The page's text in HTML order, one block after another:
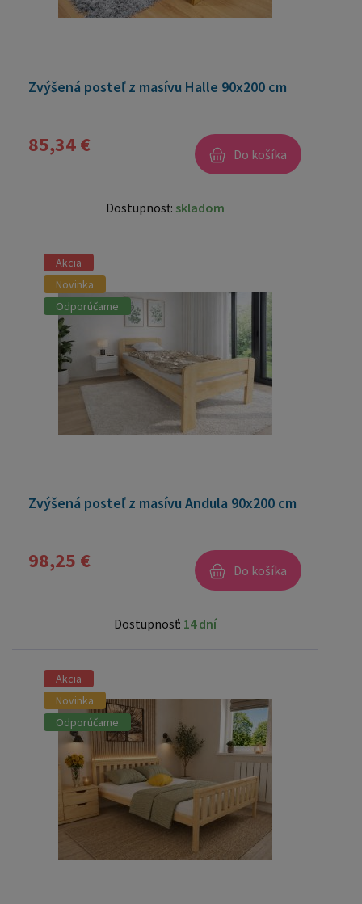
Zvýšená posteľ z masívu Halle 90x200 cm
85,34 € Do košíka
Dostupnosť: skladom
Akcia
Novinka
Odporúčame
Zvýšená posteľ z masívu Andula 90x200 cm
98,25 € Do košíka
Dostupnosť: 14 dní
Akcia
Novinka
Odporúčame